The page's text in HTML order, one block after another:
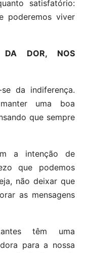
satisfatório:
poderemos viver
DA DOR, NOS
da indiferença.
uma boa
que sempre
a intenção de
que podemos
não deixar que
as mensagens
têm uma
para a nossa